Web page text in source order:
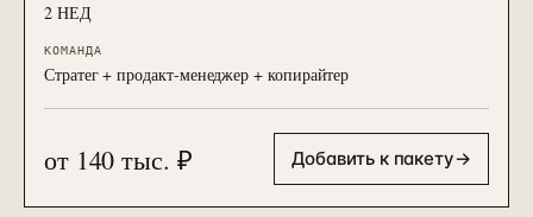
2 НЕД
КОМАНДА
Стратег + продакт-менеджер + копирайтер
от 140 тыс. ₽ Добавить к пакету→